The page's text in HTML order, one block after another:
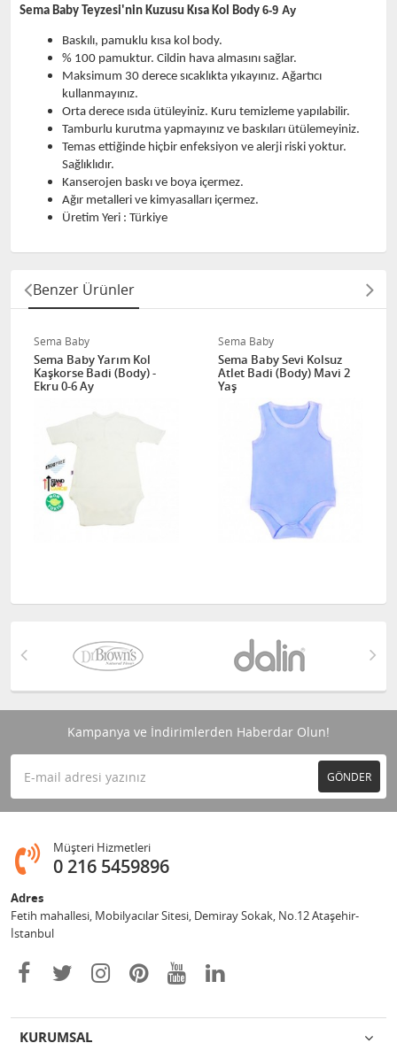
Sema Baby Teyzesi'nin Kuzusu Kısa Kol Body 6-9 Ay
Baskılı, pamuklu kısa kol body.
% 100 pamuktur. Cildin hava almasını sağlar.
Maksimum 30 derece sıcaklıkta yıkayınız. Ağartıcı
kullanmayınız.
Orta derece ısıda ütüleyiniz. Kuru temizleme yapılabilir.
Tamburlu kurutma yapmayınız ve baskıları ütülemeyiniz.
Temas ettiğinde hiçbir enfeksiyon ve alerji riski yoktur.
Sağlıklıdır.
Kanserojen baskı ve boya içermez.
Ağır metalleri ve kimyasalları içermez.
Üretim Yeri : Türkiye
Benzer Ürünler
Sema Baby
Sema Baby Yarım Kol
Kaşkorse Badi (Body) -
Ekru 0-6 Ay
Sema Baby
Sema Baby Sevi Kolsuz
Atlet Badi (Body) Mavi 2
Yaş
Kampanya ve İndirimlerden Haberdar Olun!
GÖNDER
Müşteri Hizmetleri
0 216 5459896
Adres
Fetih mahallesi, Mobilyacılar Sitesi, Demiray Sokak, No.12 Ataşehir-
İstanbul
KURUMSAL